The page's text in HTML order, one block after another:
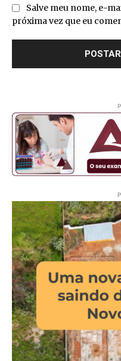
Salve meu nome, e-
próxima vez que eu